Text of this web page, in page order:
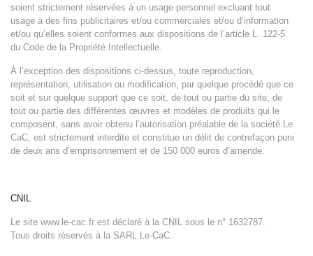
soient strictement réservées à un usage personnel excluant tout
usage à des fins publicitaires et/ou commerciales et/ou d’information
et/ou qu’elles soient conformes aux dispositions de l’article L. 122-5
du Code de la Propriété Intellectuelle.
À l’exception des dispositions ci-dessus, toute reproduction,
représentation, utilisation ou modification, par quelque procédé que ce
soit et sur quelque support que ce soit, de tout ou partie du site, de
tout ou partie des différentes œuvres et modèles de produits qui le
composent, sans avoir obtenu l’autorisation préalable de la société Le
CaC, est strictement interdite et constitue un délit de contrefaçon puni
de deux ans d’emprisonnement et de 150 000 euros d’amende.
CNIL
Le site www.le-cac.fr est déclaré à la CNIL sous le n° 1632787.
Tous droits réservés à la SARL Le-CaC.